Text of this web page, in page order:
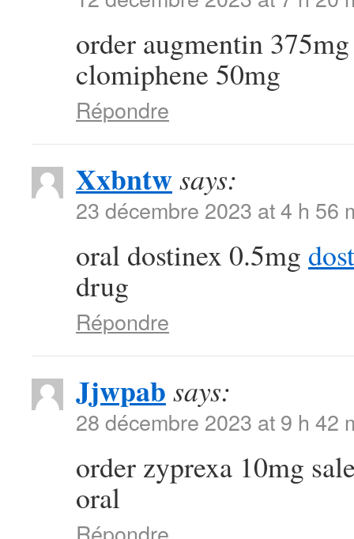
order augmentin
clomiphene 50mg
Répondre
Xxbntwsays:
23 décembre 2023 at 4 h 56
oral dostinex 0.5mg
drug
Répondre
Jjwpab says:
28 décembre 2023 at 9 h 42
order zyprexa 10mg
oral